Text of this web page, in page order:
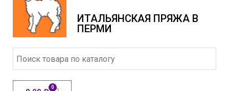
ИТАЛЬЯНСКАЯ ПРЯЖА В
ПЕРМИ
0